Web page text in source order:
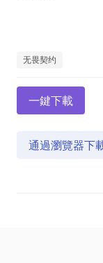
无畏契约
一鍵下載
通過瀏覽器下